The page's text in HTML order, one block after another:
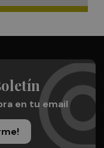
en tu email